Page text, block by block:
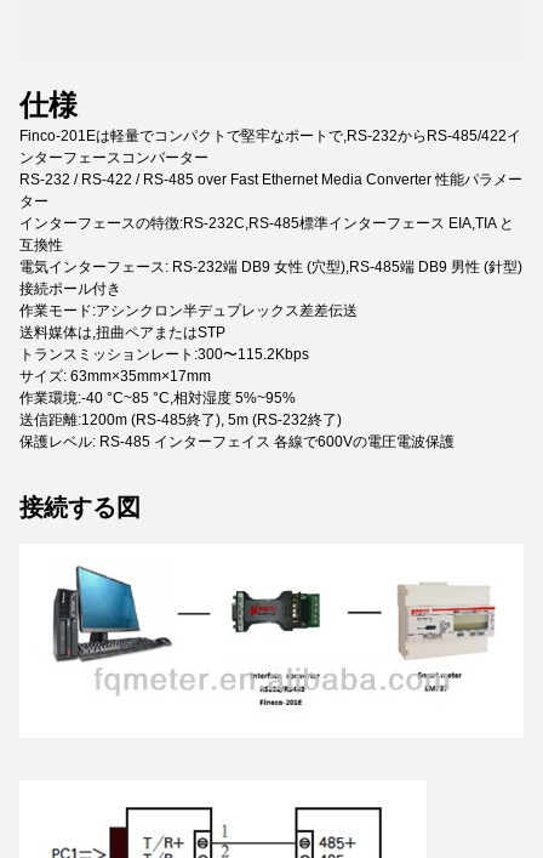
仕様
Finco-201Eは軽量でコンパクトで堅牢なポートで,RS-232からRS-485/422イ
ンターフェースコンバーター
RS-232 / RS-422 / RS-485 over Fast Ethernet Media Converter 性能パラメー
ター
インターフェースの特徴:RS-232C,RS-485標準インターフェース EIA,TIA と
互換性
電気インターフェース: RS-232端 DB9 女性 (穴型),RS-485端 DB9 男性 (針型)
接続ポール付き
作業モード:アシンクロン半デュプレックス差差伝送
送料媒体は,扭曲ペアまたはSTP
トランスミッションレート:300〜115.2Kbps
サイズ: 63mm×35mm×17mm
作業環境:-40 °C~85 °C,相対湿度 5%~95%
送信距離:1200m (RS-485終了), 5m (RS-232終了)
保護レベル: RS-485 インターフェイス 各線で600Vの電圧電波保護
接続する図